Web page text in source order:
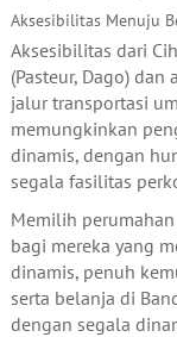
Aksesibilitas Menuju
Aksesibilitas dari
(Pasteur, Dago)
jalur transportasi
memungkinkan
dinamis, dengan
segala fasilitas
Memilih
bagi mereka yang
dinamis, penuh
serta belanja di
dengan segala